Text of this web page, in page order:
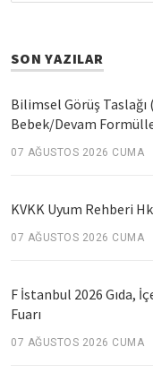
SON YAZILAR
Bilimsel Görüş
Bebek/Devam
07 AĞUSTOS 2026 CUMA
KVKK Uyum Rehberi
07 AĞUSTOS 2026 CUMA
F İstanbul 2026 Gıda,
Fuarı
07 AĞUSTOS 2026 CUMA